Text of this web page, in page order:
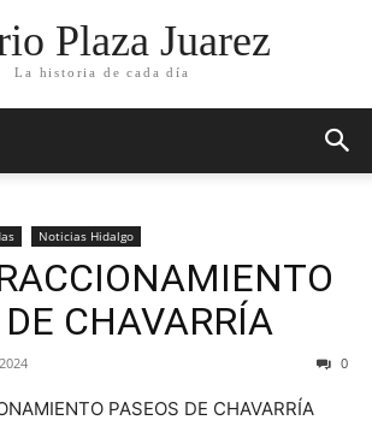
Plaza Juarez
La historia de cada día
Noticias Hidalgo
DE CHAVARRÍA
0